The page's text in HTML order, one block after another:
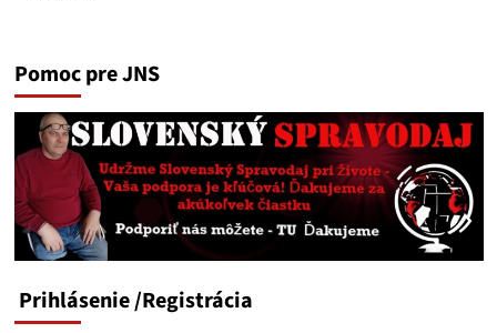
Zoldy:
SCÉNE
MEDÚZA.
Pomoc pre JNS
Prihlásenie/Registrácia